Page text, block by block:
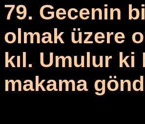
79. Gecenin
olmak üzere
kıl. Umulur
makama